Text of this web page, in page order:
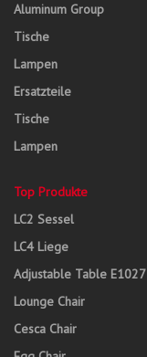
Aluminum Group
Tische
Lampen
Ersatzteile
Tische
Lampen
Top Produkte
LC2 Sessel
LC4 Liege
Adjustable Table E1027
Lounge Chair
Cesca Chair